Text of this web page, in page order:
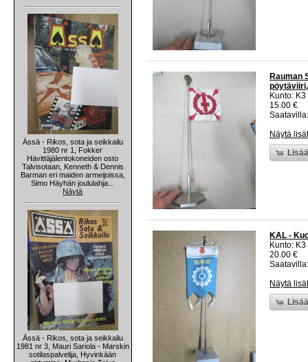
Ässä - Rikos, sota ja seikkailu
1980 nr 1, Fokker
Hävittäjälentokoneiden osto
Talvisotaan, Kenneth & Dennis
Barman eri maiden armeijoissa,
Simo Häyhän joululahja...
Näytä
Ässä - Rikos, sota ja seikkailu
1981 nr 3, Mauri Sariola - Marskin
sotilaspalvelija, Hyvinkään
Rauman
Kunto:
15.00 €
Näytä
KAL -
Kunto:
20.00 €
Näytä